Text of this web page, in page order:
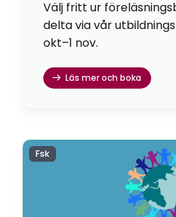
Välj fritt ur
delta via vår
okt–1 nov.
Läs mer och boka
Fsk